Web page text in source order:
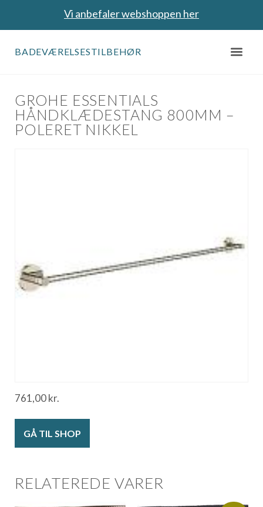
Vi anbefaler webshoppen her
BADEVÆRELSESTILBEHØR
GROHE ESSENTIALS
HÅNDKLÆDESTANG 800MM –
POLERET NIKKEL
761,00kr.
GÅ TIL SHOP
RELATEREDE VARER